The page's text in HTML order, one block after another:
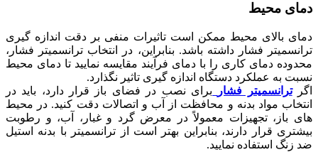
دمای محیط
دمای بالای محیط ممکن است تاثیرات منفی بر دقت اندازه گیری
ترانسمیتر فشار داشته باشد. بنابراین، در انتخاب ترانسمیتر فشار،
محدوده دمای کاری را با دمای فرآیند مقایسه نمایید تا دمای محیط
نسبت به عملکرد دستگاه اندازه گیری تاثیر نگذارد.
اگرترانسمیتر فشار
برای نصب در فضای باز قرار دارد، باید در
انتخاب مواد بدنه و محافظت از آب و اتصالات دقت کنید. در محیط
های باز، تجهیزات معمولاً در معرض گرد و غبار، آب، و رطوبت
بیشتری قرار دارند، بنابراین بهتر است از ترانسمیتر با بدنه استیل
ضد زنگ استفاده نمایید.